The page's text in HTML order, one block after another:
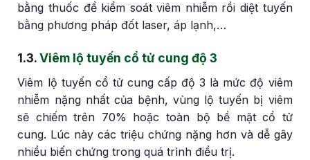
bằng thuốc để kiểm soát viêm nhiễm rồi diệt tuyến
bằng phương pháp đốt laser, áp lạnh,…
1.3.Viêm lộ tuyến cổ tử cung độ 3
Viêm lộ tuyến cổ tử cung cấp độ 3 là mức độ viêm
nhiễm nặng nhất của bệnh, vùng lộ tuyến bị viêm
sẽ chiếm trên 70% hoặc toàn bộ bề mặt cổ tử
cung. Lúc này các triệu chứng nặng hơn và dễ gây
nhiều biến chứng trong quá trình điều trị.